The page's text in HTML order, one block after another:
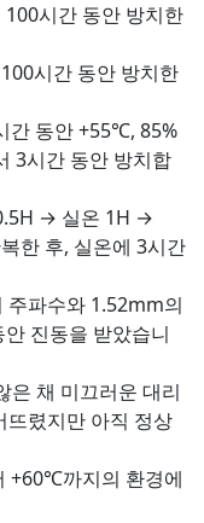
시간 동안 방치한
시간 동안 방치한
간 동안 +55℃, 85%
3시간 동안 방치합
→ 실온 1H →
한 후, 실온에 3시간
주파수와 1.52mm의
진동을 받았습니
은 채 미끄러운 대리
뜨렸지만 아직 정상
+60℃까지의 환경에